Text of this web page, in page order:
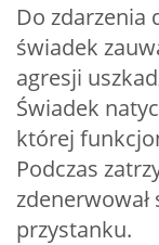
Do zdarzenia
świadek
agresji
Świadek
której
Podczas
zdenerwował
przystanku.